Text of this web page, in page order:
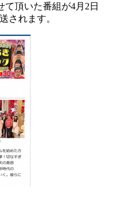
て頂いた番組が4月2 日
されます。